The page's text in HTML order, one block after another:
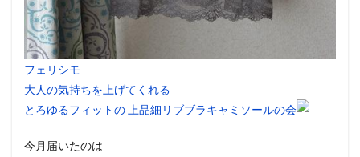
フェリシモ
大人の気持ちを上げてくれる
とろゆるフィットの 上品細リブブラキャミソールの会
今月届いたのは